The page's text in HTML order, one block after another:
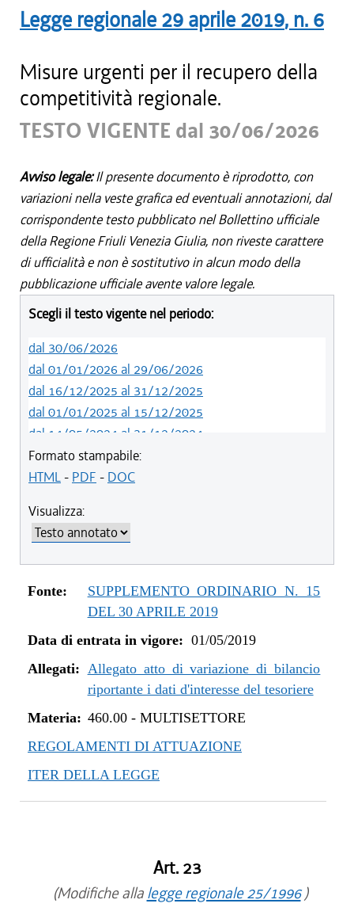
Legge regionale 29 aprile 2019, n. 6
Misure urgenti per il recupero della
competitività regionale.
TESTO VIGENTE dal 30/06/2026
Avviso legale:Il presente documento è riprodotto, con
variazioni nella veste grafica ed eventuali annotazioni, dal
corrispondente testo pubblicato nel Bollettino ufficiale
della Regione Friuli Venezia Giulia, non riveste carattere
di ufficialità e non è sostitutivo in alcun modo della
pubblicazione ufficiale avente valore legale.
Scegli il testo vigente nel periodo:
dal 30/06/2026
dal 01/01/2026 al 29/06/2026
dal 16/12/2025 al 31/12/2025
dal 01/01/2025 al 15/12/2025
dal 14/05/2024 al 31/12/2024
dal 12/08/2023 al 13/05/2024
dal 05/08/2022 al 11/08/2023
dal 12/08/2021 al 05/11/2021
dal 26/02/2021 al 11/08/2021
dal 02/07/2020 al 25/02/2021
dal 01/01/2020 al 01/07/2020
dal 07/11/2019 al 31/12/2019
dal 01/05/2019 al 10/07/2019
Formato stampabile:
HTML- PDF - DOC
Visualizza:
Fonte:
SUPPLEMENTO ORDINARIO N. 15
DEL 30 APRILE 2019
Data di entrata in vigore: 01/05/2019
Allegati: Allegato atto di variazione di bilancio
riportante i dati d'interesse del tesoriere
Materia: 460.00- MULTISETTORE
REGOLAMENTI DI ATTUAZIONE
ITER DELLA LEGGE
Art. 23
(Modifiche alla legge regionale 25/1996)